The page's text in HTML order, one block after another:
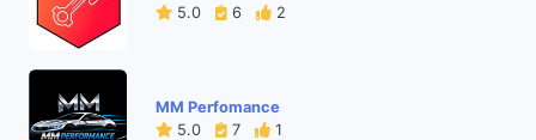
5.0
6 2
MM Perfomance
5.0
7 1